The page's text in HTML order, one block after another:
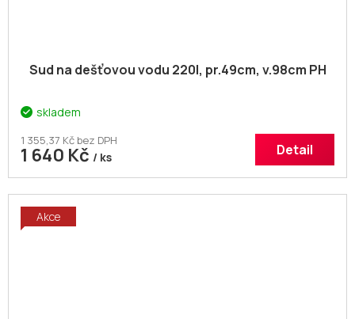
Sud na dešťovou vodu 220l, pr.49cm, v.98cm PH
skladem
1 355,37 Kč bez DPH
1 640 Kč / ks Detail
Akce